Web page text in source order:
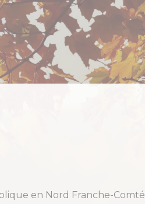
en Nord Franche-Comté